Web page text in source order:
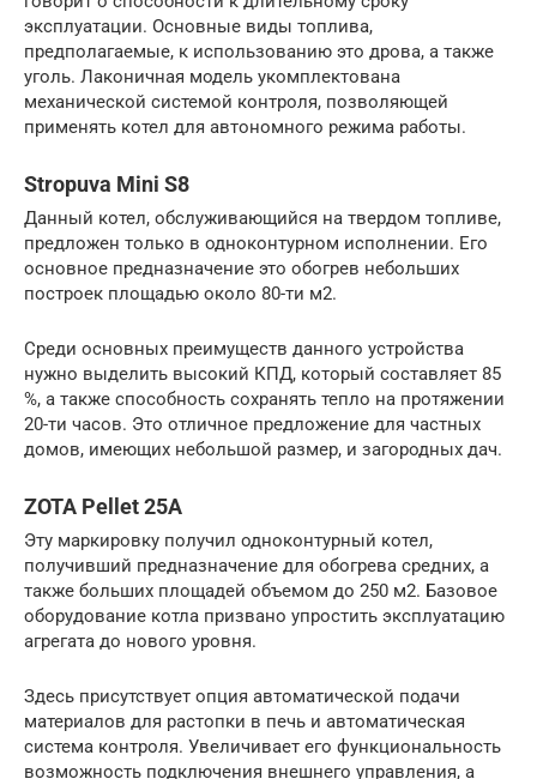
эксплуатации. Основные виды топлива,
предполагаемые, к использованию это дрова, а также
уголь. Лаконичная модель укомплектована
механической системой контроля, позволяющей
применять котел для автономного режима работы.
Stropuva Mini S8
Данный котел, обслуживающийся на твердом топливе,
предложен только в одноконтурном исполнении. Его
основное предназначение это обогрев небольших
построек площадью около 80-ти м2.
Среди основных преимуществ данного устройства
нужно выделить высокий КПД, который составляет 85
%, а также способность сохранять тепло на протяжении
20-ти часов. Это отличное предложение для частных
домов, имеющих небольшой размер, и загородных дач.
ZOTA Pellet 25А
Эту маркировку получил одноконтурный котел,
получивший предназначение для обогрева средних, а
также больших площадей объемом до 250 м2. Базовое
оборудование котла призвано упростить эксплуатацию
агрегата до нового уровня.
Здесь присутствует опция автоматической подачи
материалов для растопки в печь и автоматическая
система контроля. Увеличивает его функциональность
возможность подключения внешнего управления, а